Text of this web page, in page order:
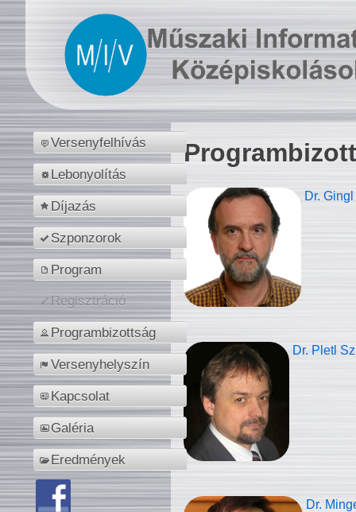
Versenyfelhívás
Lebonyolítás
Díjazás
Szponzorok
Program
Regisztráció
Programbizottság
Versenyhelyszín
Kapcsolat
Galéria
Eredmények
Dr.
Dr. Pletl
Dr.